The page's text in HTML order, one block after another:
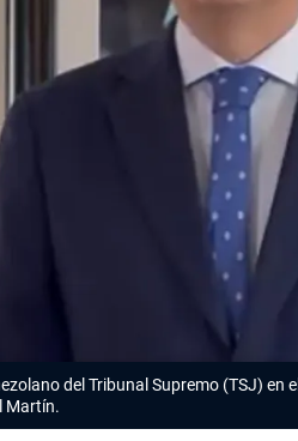
del Tribunal Supremo (TSJ) en el
Martín.